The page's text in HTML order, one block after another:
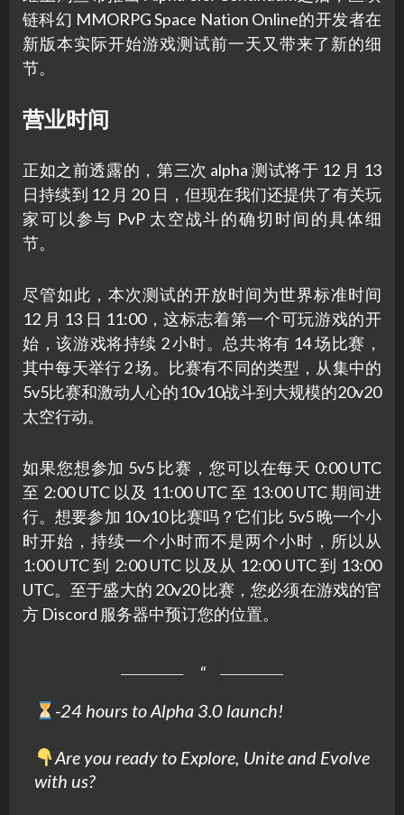
链科幻 MMORPG Space Nation Online的开发者在
新版本实际开始游戏测试前一天又带来了新的细
节。
营业时间
正如之前透露的，第三次 alpha 测试将于 12 月 13
日持续到 12 月 20 日，但现在我们还提供了有关玩
家可以参与 PvP 太空战斗的确切时间的具体细
节。
尽管如此，本次测试的开放时间为世界标准时间
12 月 13 日 11:00，这标志着第一个可玩游戏的开
始，该游戏将持续 2 小时。总共将有 14 场比赛，
其中每天举行 2 场。比赛有不同的类型，从集中的
5v5比赛和激动人心的10v10战斗到大规模的20v20
太空行动。
如果您想参加 5v5 比赛，您可以在每天 0:00 UTC
至 2:00 UTC 以及 11:00 UTC 至 13:00 UTC 期间进
行。想要参加 10v10 比赛吗？它们比 5v5 晚一个小
时开始，持续一个小时而不是两个小时，所以从
1:00 UTC 到 2:00 UTC 以及从 12:00 UTC 到 13:00
UTC。至于盛大的 20v20 比赛，您必须在游戏的官
方 Discord 服务器中预订您的位置。
-24 hours to Alpha 3.0 launch!
Are you ready to Explore, Unite and Evolve
with us?